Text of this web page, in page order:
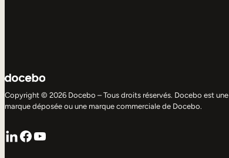
Copyright © 2026 Docebo – Tous droits réservés. Docebo est une
marque déposée ou une marque commerciale de Docebo.
LinkedIn
Facebook
YouTube